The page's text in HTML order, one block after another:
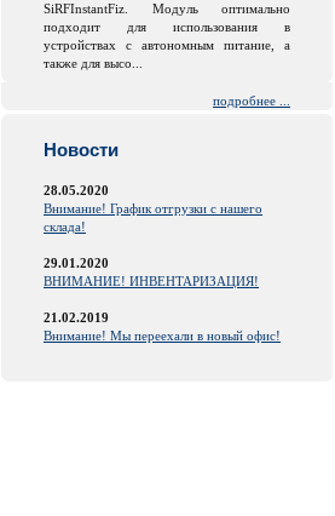
SiRFInstantFiz. Модуль оптимально
подходит для использования в
устройствах с автономным питание, а
также для высо...
подробнее ...
Новости
28.05.2020
Внимание! График отгрузки с нашего
склада!
29.01.2020
ВНИМАНИЕ! ИНВЕНТАРИЗАЦИЯ!
21.02.2019
Внимание! Мы переехали в новый офис!